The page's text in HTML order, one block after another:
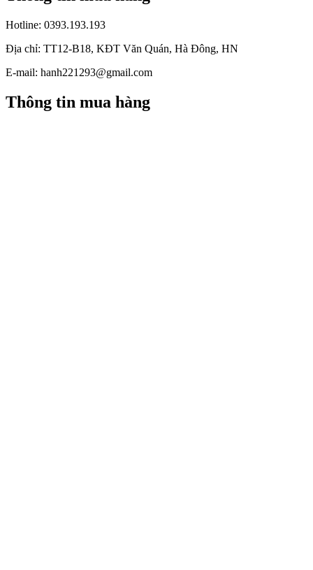
Hotline: 0393.193.193
Địa chỉ: TT12-B18, KĐT Văn Quán, Hà Đông, HN
E-mail: hanh221293@gmail.com
Thông tin mua hàng